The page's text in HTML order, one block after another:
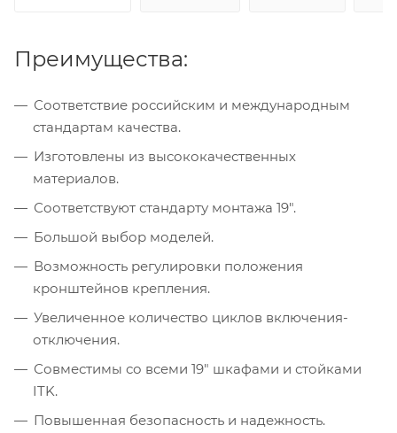
Преимущества:
Соответствие российским и международным
стандартам качества.
Изготовлены из высококачественных
материалов.
Соответствуют стандарту монтажа 19".
Большой выбор моделей.
Возможность регулировки положения
кронштейнов крепления.
Увеличенное количество циклов включения-
отключения.
Совместимы со всеми 19" шкафами и стойками
ITK.
Повышенная безопасность и надежность.